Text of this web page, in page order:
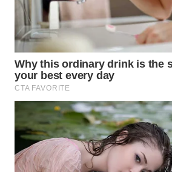
WAHANA
OTOMOTIF
WAHANA
HEALTH
DESA
WISATA
LAPAK
WAHANA